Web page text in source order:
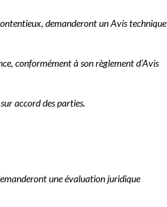
demanderont un Avis technique
conformément à son règlement d’Avis
accord des parties.
une évaluation juridique